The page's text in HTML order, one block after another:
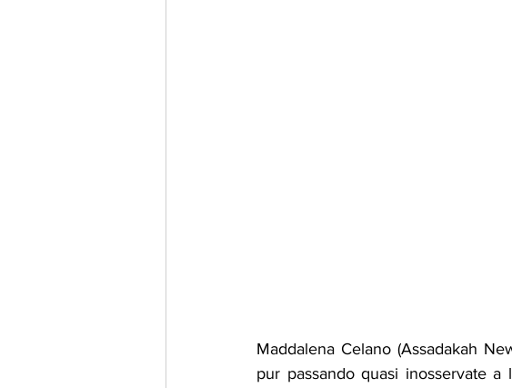
Maddalena Celano (Assadakah
pur passando quasi inosservate